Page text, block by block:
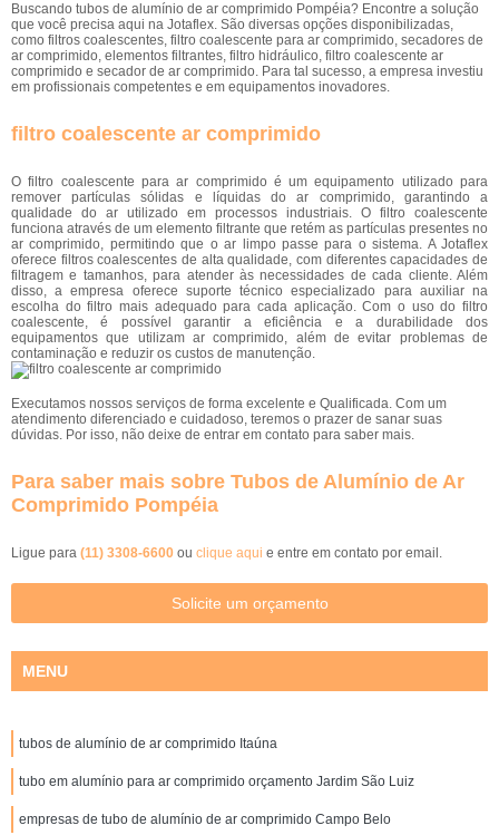
Buscando tubos de alumínio de ar comprimido Pompéia? Encontre a solução
que você precisa aqui na Jotaflex. São diversas opções disponibilizadas,
como filtros coalescentes, filtro coalescente para ar comprimido, secadores de
ar comprimido, elementos filtrantes, filtro hidráulico, filtro coalescente ar
comprimido e secador de ar comprimido. Para tal sucesso, a empresa investiu
em profissionais competentes e em equipamentos inovadores.
filtro coalescente ar comprimido
O filtro coalescente para ar comprimido é um equipamento utilizado para
remover partículas sólidas e líquidas do ar comprimido, garantindo a
qualidade do ar utilizado em processos industriais. O filtro coalescente
funciona através de um elemento filtrante que retém as partículas presentes no
ar comprimido, permitindo que o ar limpo passe para o sistema. A Jotaflex
oferece filtros coalescentes de alta qualidade, com diferentes capacidades de
filtragem e tamanhos, para atender às necessidades de cada cliente. Além
disso, a empresa oferece suporte técnico especializado para auxiliar na
escolha do filtro mais adequado para cada aplicação. Com o uso do filtro
coalescente, é possível garantir a eficiência e a durabilidade dos
equipamentos que utilizam ar comprimido, além de evitar problemas de
contaminação e reduzir os custos de manutenção.
Executamos nossos serviços de forma excelente e Qualificada. Com um
atendimento diferenciado e cuidadoso, teremos o prazer de sanar suas
dúvidas. Por isso, não deixe de entrar em contato para saber mais.
Para saber mais sobre Tubos de Alumínio de Ar
Comprimido Pompéia
Ligue para (11) 3308-6600 ou clique aqui e entre em contato por email.
Solicite um orçamento
MENU
tubos de alumínio de ar comprimido Itaúna
tubo em alumínio para ar comprimido orçamento Jardim São Luiz
empresas de tubo de alumínio de ar comprimido Campo Belo